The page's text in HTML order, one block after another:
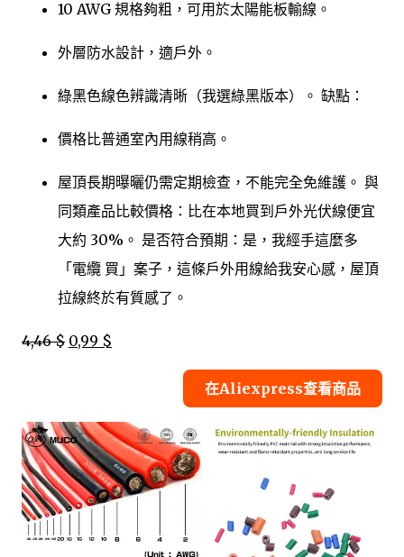
10 AWG 規格夠粗，可用於太陽能板輸線。
外層防水設計，適戶外。
綠黑色線色辨識清晰（我選綠黑版本）。 缺點：
價格比普通室內用線稍高。
屋頂長期曝曬仍需定期檢查，不能完全免維護。 與
同類產品比較價格：比在本地買到戶外光伏線便宜
大約 30%。 是否符合預期：是，我經手這麼多
「電纜 買」案子，這條戶外用線給我安心感，屋頂
拉線終於有質感了。
4,46 $ 0,99 $
在Aliexpress查看商品